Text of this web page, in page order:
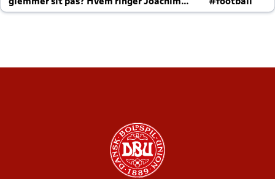
glemmer sit pas? Hvem ringer Joachim
altid til efter kampe?
#football